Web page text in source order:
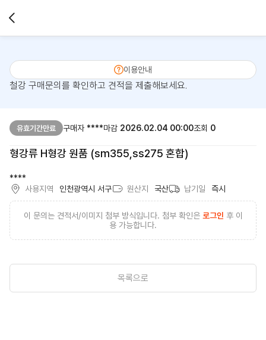
이용안내
철강 구매문의를 확인하고 견적을 제출해보세요.
유효기간만료 구매자 ****마감 2026.02.04 00:00조회 0
형강류 H형강 원품 (sm355,ss275 혼합)
****
사용지역
인천광역시 서구 원산지 국산 납기일 즉시
이 문의는 견적서/이미지 첨부 방식입니다. 첨부 확인은 로그인 후 이
용 가능합니다.
목록으로